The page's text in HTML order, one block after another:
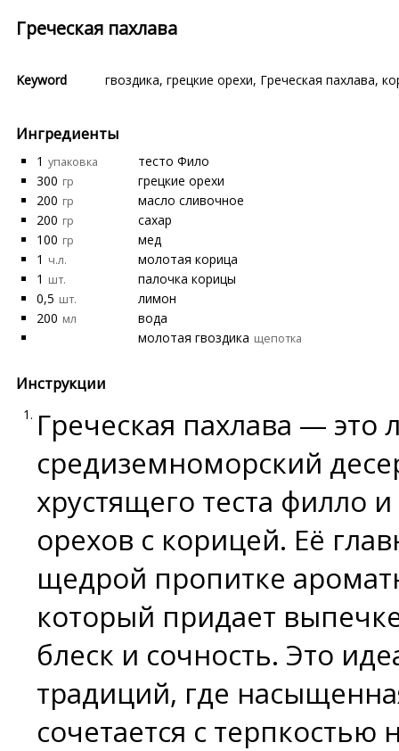
Греческая пахлава
Keyword гвоздика, грецкие орехи, Греческая пахлава,
Ингредиенты
1 упаковка
тесто Фило
300 гр
грецкие орехи
200 гр
масло сливочное
200 гр
сахар
100 гр
мед
1 ч.л.
молотая корица
1 шт.
палочка корицы
0,5 шт.
лимон
200 мл
вода
молотая гвоздика щепотка
Инструкции
Греческая пахлава — это
средиземноморский
хрустящего теста филло
орехов с корицей. Её
щедрой пропитке
который придает
блеск и сочность. Это
традиций, где
сочетается с терпкостью